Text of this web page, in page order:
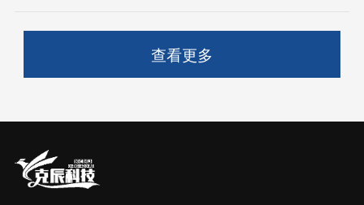
查看更多